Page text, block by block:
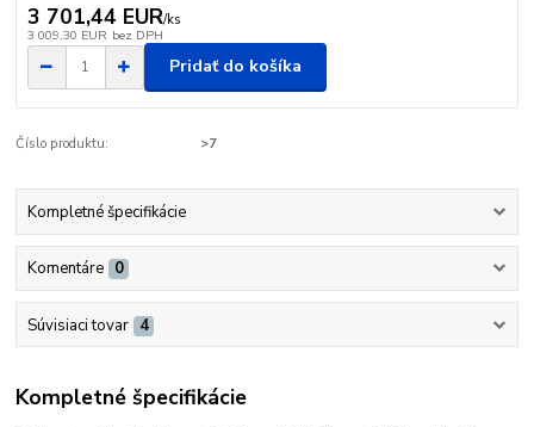
3 701,44 EUR/ks
3 009,30 EUR bez DPH
Pridať do košíka
Číslo produktu: >7
Kompletné špecifikácie
Komentáre 0
Súvisiaci tovar 4
Kompletné špecifikácie